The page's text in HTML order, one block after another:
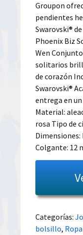
Groupon
pendientes
Swarovski®
Phoenix Biz
Wen
solitarios
de corazón
Swarovski®
entrega en
Material:
rosa Tipo de
Colgante: 12
Categorías:
bolsillo,